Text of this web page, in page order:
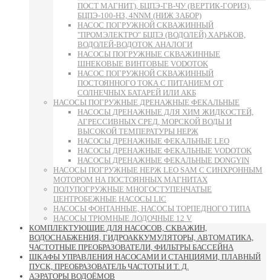
ПОСТ МАГНИТ), БЦПЭ-ГВ-ЧУ (ВЕРТИК-ГОРИЗ),
БЦПЭ-100-НЗ, 4NNM (НИЖ ЗАБОР)
НАСОС ПОГРУЖНОЙ СКВАЖИННЫЙ
"ПРОМЭЛЕКТРО" БЦПЭ (ВОДОЛЕЙ) ХАРЬКОВ,
ВОДОЛЕЙ-ВОДОТОК АНАЛОГИ
НАСОСЫ ПОГРУЖНЫЕ СКВАЖИННЫЕ
ШНЕКОВЫЕ ВИНТОВЫЕ VODOTOK
НАСОС ПОГРУЖНОЙ СКВАЖИННЫЙ
ПОСТОЯННОГО ТОКА С ПИТАНИЕМ ОТ
СОЛНЕЧНЫХ БАТАРЕЙ ИЛИ АКБ
НАСОСЫ ПОГРУЖНЫЕ ДРЕНАЖНЫЕ ФЕКАЛЬНЫЕ
НАСОСЫ ДРЕНАЖНЫЕ ДЛЯ ХИМ ЖИДКОСТЕЙ,
АГРЕССИВНЫХ СРЕД, МОРСКОЙ ВОДЫ И
ВЫСОКОЙ ТЕМПЕРАТУРЫ НЕРЖ
НАСОСЫ ДРЕНАЖНЫЕ ФЕКАЛЬНЫЕ LEO
НАСОСЫ ДРЕНАЖНЫЕ ФЕКАЛЬНЫЕ VODOTOK
НАСОСЫ ДРЕНАЖНЫЕ ФЕКАЛЬНЫЕ DONGYIN
НАСОСЫ ПОГРУЖНЫЕ НЕРЖ LEO SAM С СИНХРОННЫМ
МОТОРОМ НА ПОСТОЯННЫХ МАГНИТАХ
ПОЛУПОГРУЖНЫЕ МНОГОСТУПЕНЧАТЫЕ
ЦЕНТРОБЕЖНЫЕ НАСОСЫ LIC
НАСОСЫ ФОНТАННЫЕ, НАСОСЫ ТОРПЕДНОГО ТИПА
НАСОСЫ ТРЮМНЫЕ ЛОДОЧНЫЕ 12 V
КОМПЛЕКТУЮЩИЕ ДЛЯ НАСОСОВ, СКВАЖИН,
ВОДОСНАБЖЕНИЯ, ГИДРОАККУМУЛЯТОРЫ, АВТОМАТИКА,
ЧАСТОТНЫЕ ПРЕОБРАЗОВАТЕЛИ, ФИЛЬТРЫ БАССЕЙНА
ШКАФЫ УПРАВЛЕНИЯ НАСОСАМИ И СТАНЦИЯМИ, ПЛАВНЫЙ
ПУСК, ПРЕОБРАЗОВАТЕЛЬ ЧАСТОТЫ И Т. Д.
АЭРАТОРЫ ВОДОЁМОВ